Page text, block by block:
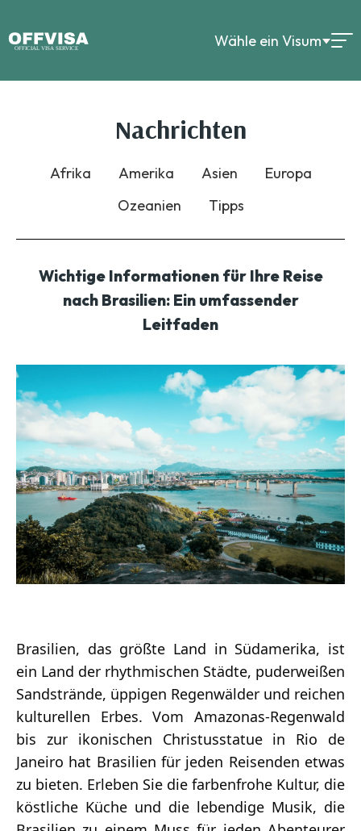
Wähle ein Visum
Nachrichten
Afrika Amerika Asien
Europa
Ozeanien
Tipps
Wichtige Informationen für Ihre Reise
nach Brasilien: Ein umfassender
Leitfaden
Brasilien, das größte Land in Südamerika, ist
ein Land der rhythmischen Städte, puderweißen
Sandstrände, üppigen Regenwälder und reichen
kulturellen Erbes. Vom Amazonas-Regenwald
bis zur ikonischen Christusstatue in Rio de
Janeiro hat Brasilien für jeden Reisenden etwas
zu bieten. Erleben Sie die farbenfrohe Kultur, die
köstliche Küche und die lebendige Musik, die